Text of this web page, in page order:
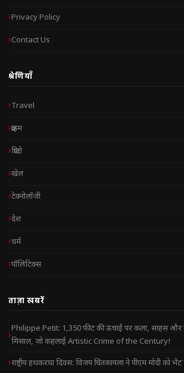
Privacy Policy
Contact Us
श्रेणियाँ
Travel
क्राइम
क्रिप्टो
खेल
टेक्नोलॉजी
देश
धर्म
पॉलिटिक्स
ताज़ा खबरें
Philippe Petit: 1,350 फीट की ऊंचाई पर कला, साहस और
मिसाल, जो कहलाई Artistic Crime of the Century!
राष्ट्रीय हथकरघा दिवस: विजय चिंतकायला ने पीएम मोदी को